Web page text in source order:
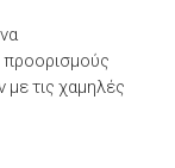
προορισμούς
με τις χαμηλές